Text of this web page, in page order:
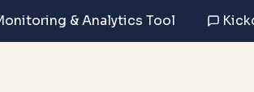
& Analytics Tool